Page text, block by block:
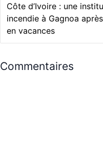
Côte d’Ivoire : une
incendie à Gagnoa
en vacances
Commentaires